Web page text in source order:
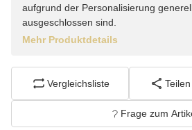
aufgrund der Personalisierung
ausgeschlossen sind.
Mehr Produktdetails
Vergleichsliste Teilen
Frage zum